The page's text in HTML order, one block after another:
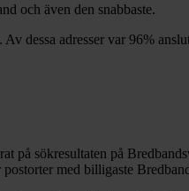
och även den snabbaste.
. Av dessa adresser var 96%
på sökresultaten på
postorter med billigaste